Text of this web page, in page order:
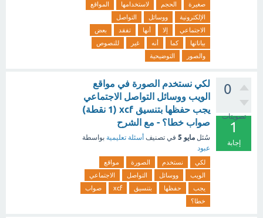
صغيرة
الحجم لاستخدامها
المواقع
الإلكترونية
ووسائل
التواصل
الاجتماعي
إلا أنها تفقد
بعض
بياناتها
كما أنه غير
للنصوص
والصور
التوضيحية
0
تصويتات
1
إجابة
لكي نستخدم الصورة في مواقع
الويب ووسائل التواصل الاجتماعي
يجب حفظها بتنسيق xcf (1 نقطة)
صواب خطا؟ - مع الشرح
سُئل مايو 5 في تصنيف أسئلة تعليمية بواسطة
عبود
لكي نستخدم الصورة
مواقع
الويب
ووسائل التواصل
الاجتماعي
يجب
حفظها بتنسيق xcf
صواب
خطا؟